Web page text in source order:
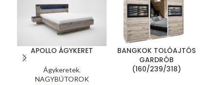
APOLLO ÁGYKERET
Ágykeretek,
NAGYBÚTOROK
BANGKOK TOLÓAJTÓS
GARDRÓB
(160/239/318)